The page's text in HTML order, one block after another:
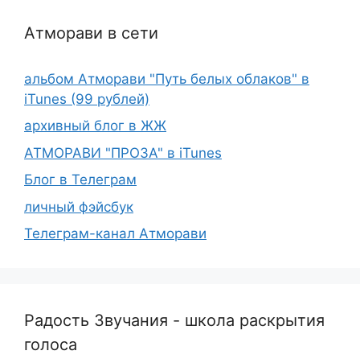
Атморави в сети
альбом Атморави "Путь белых облаков" в
iTunes (99 рублей)
архивный блог в ЖЖ
АТМОРАВИ "ПРОЗА" в iTunes
Блог в Телеграм
личный фэйсбук
Телеграм-канал Атморави
Радость Звучания - школа раскрытия
голоса